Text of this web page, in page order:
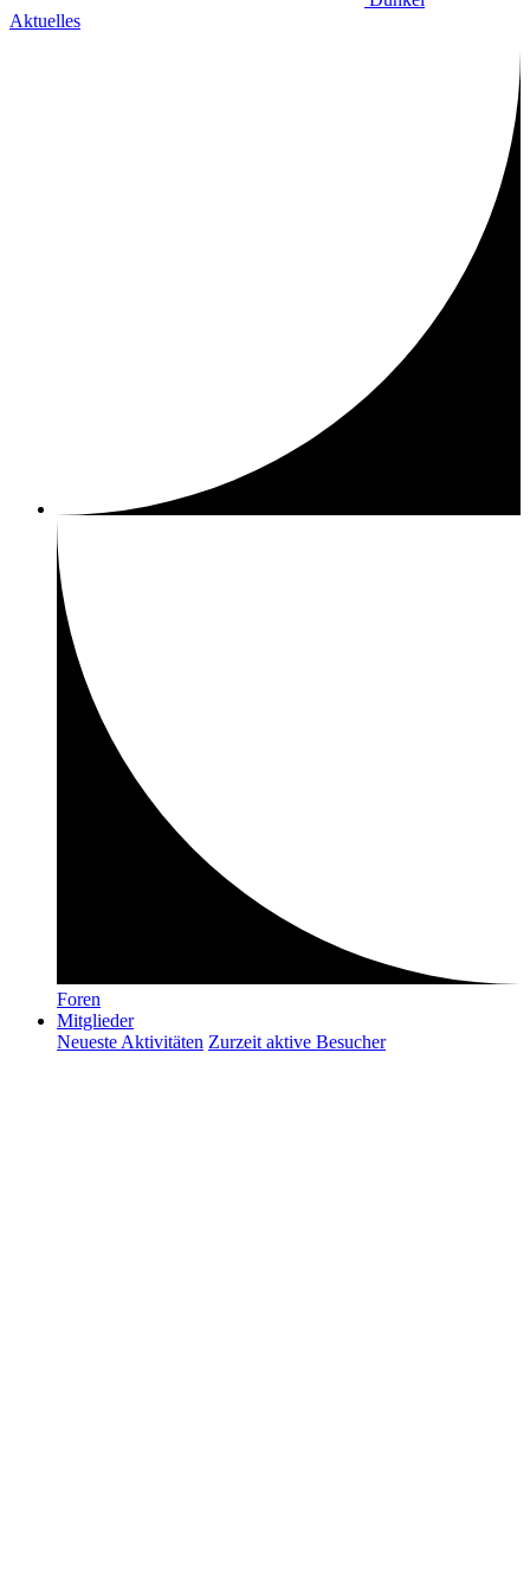
Aktuelles
Foren
Mitglieder
Neueste Aktivitäten Zurzeit aktive Besucher